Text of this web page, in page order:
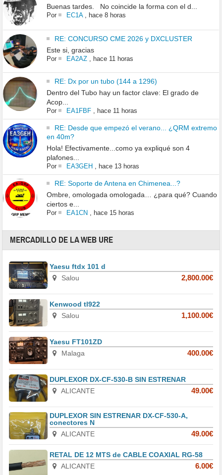
Buenas tardes. No coincide la forma con el d...
Por EC1A, hace 8 horas
RE: CONCURSO CME 2026 y DXCLUSTER
Este si, gracias
Por EA2AZ, hace 11 horas
RE: Dx por un tubo (144 a 1296)
Dentro del Tubo hay un factor clave: El grado de
Acop...
Por EA1FBF, hace 11 horas
RE: Desde que empezó el verano... ¿QRM extremo
en 40m?
Hola! Efectivamente...como ya expliqué son 4
plafones...
Por EA3GEH hace 13 horas
RE: Soporte de Antena en Chimenea...?
Ombre, omologada omologada… ¿para qué? Cuando
ciertos e...
Por EA1CN hace 15 horas
MERCADILLO DE LA WEB URE
Yaesu ftdx 101 d
Salou
2,800.00€
Kenwood tl922
Salou
1,100.00€
Yaesu FT101ZD
Malaga
400.00€
DUPLEXOR DX-CF-530-B SIN ESTRENAR
ALICANTE
49.00€
DUPLEXOR SIN ESTRENAR DX-CF-530-A,
conectores N
ALICANTE
49.00€
RETAL DE 12 MTS de CABLE COAXIAL RG-58
ALICANTE
6.00€